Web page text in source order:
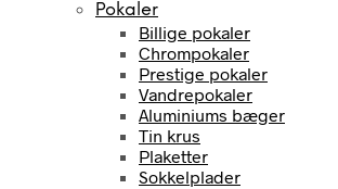
Pokaler
Billige pokaler
Chrompokaler
Prestige pokaler
Vandrepokaler
Aluminiums bæger
Tin krus
Plaketter
Sokkelplader